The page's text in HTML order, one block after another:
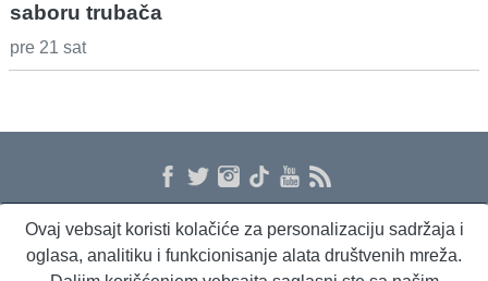
saboru trubača
pre 21 sat
O nama Proizvodi i usluge Politika privatnosti Kontakt RSS
Ovaj vebsajt koristi kolačiće za personalizaciju sadržaja i
oglasa, analitiku i funkcionisanje alata društvenih mreža.